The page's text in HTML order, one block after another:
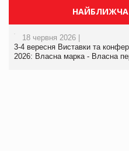
НАЙБЛИЖЧА
18 червня 2026 |
3-4 вересня Виставки та
2026: Власна марка - Власна